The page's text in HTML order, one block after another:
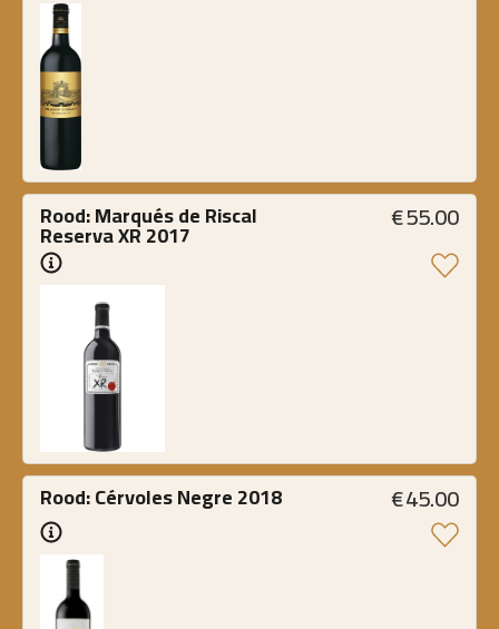
Rood: Marqués de Riscal
Reserva XR 2017 €55.00
Rood: Cérvoles Negre 2018 €45.00